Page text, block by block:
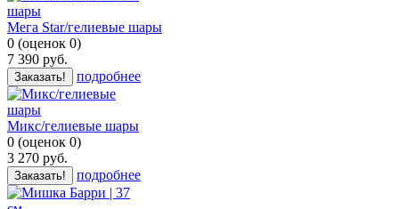
Мега Star/гелиевые шары
0 (оценок 0)
7 390 руб.
Заказать! подробнее
Микс/гелиевые шары
0 (оценок 0)
3 270 руб.
Заказать! подробнее